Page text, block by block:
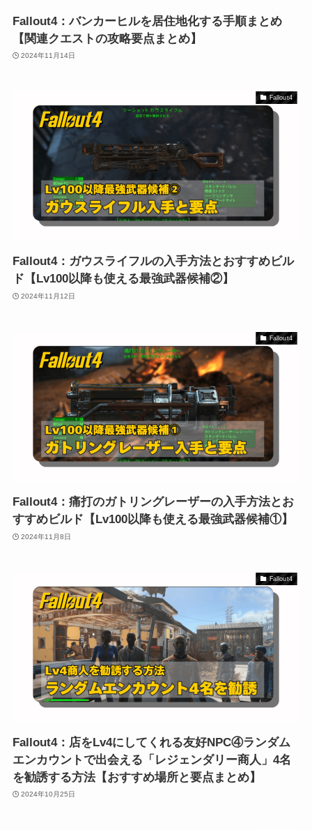
Fallout4：バンカーヒルを居住地化する手順まとめ
【関連クエストの攻略要点まとめ】
2024年11月14日
Fallout4
Fallout4：ガウスライフルの入手方法とおすすめビル
ド【Lv100以降も使える最強武器候補②】
2024年11月12日
Fallout4
Fallout4：痛打のガトリングレーザーの入手方法とお
すすめビルド【Lv100以降も使える最強武器候補①】
2024年11月8日
Fallout4
Fallout4：店をLv4にしてくれる友好NPC④ランダム
エンカウントで出会える「レジェンダリー商人」4名
を勧誘する方法【おすすめ場所と要点まとめ】
2024年10月25日